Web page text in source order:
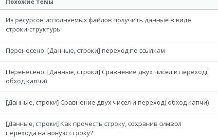
Похожие темы
Из ресурсов исполняемых файлов получить данные в виде
строки-структуры
Перенесено: [Данные, строки] переход по ссылкам
Перенесено: [Данные, строки] Сравнение двух чисел и переход(
обход капчи)
[Данные, строки] Сравнение двух чисел и переход( обход капчи)
[Данные, строки] Как прочесть строку, сохранив символ
перехода на новую строку?